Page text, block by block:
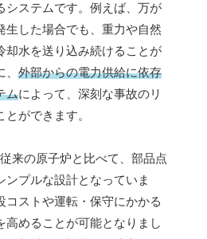
システムです。例えば、万が
生した場合でも、重力や自然
却水を送り込み続けることが
外部からの電力供給に依存
ムによって、深刻な事故のリ
ができます。
来の原子炉と比べて、部品点
ンプルな設計となっていま
コストや運転・保守にかかる
高めることが可能となりまし